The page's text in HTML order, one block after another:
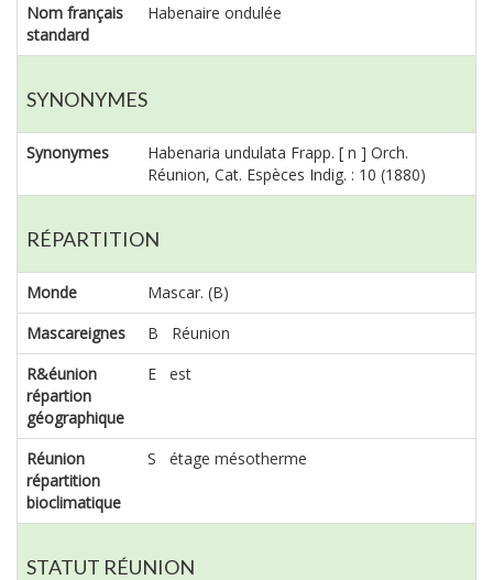
Nom français
standard
Habenaire ondulée
SYNONYMES
Synonymes
Habenaria undulata Frapp. [ n ] Orch.
Réunion, Cat. Espèces Indig. : 10 (1880)
RÉPARTITION
Monde
Mascar. (B)
Mascareignes
B Réunion
R&éunion
répartion
géographique
E est
Réunion
répartition
bioclimatique
S étage mésotherme
STATUT RÉUNION